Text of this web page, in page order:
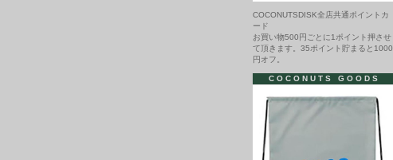
COCONUTSDISK全店共通ポイントカ
ード
お買い物500円ごとに1ポイント押させ
て頂きます。35ポイント貯まると1000
円オフ。
COCONUTS GOODS